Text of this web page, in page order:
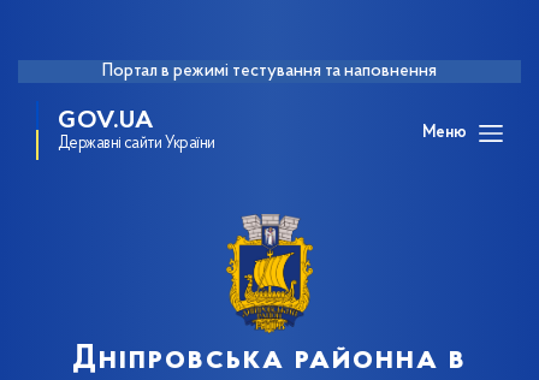
Портал в режимі тестування та наповнення
GOV.UA
Державні сайти України
Меню
Дніпровська районна в